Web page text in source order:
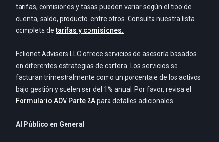
tarifas, comisiones y tasas pueden variar según el tipo de
cuenta, saldo, producto, entre otros. Consulta nuestra lista
completa detarifas y comisiones.
Folionet Advisers LLC ofrece servicios de asesoría basados
en diferentes estrategias de cartera. Los servicios se
facturan trimestralmente como un porcentaje de los activos
bajo gestión y suelen ser del 1% anual. Por favor, revisa el
Formulario ADV Parte 2Apara detalles adicionales.
Al Público en General